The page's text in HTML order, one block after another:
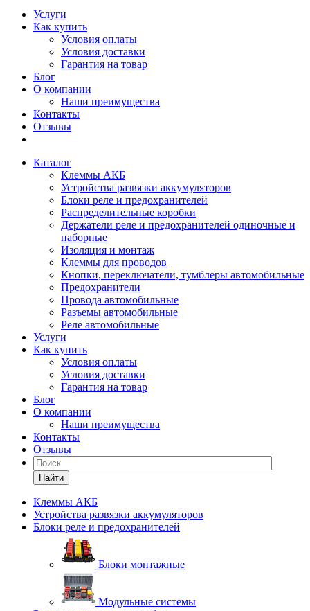
Услуги
Как купить
Условия оплаты
Условия доставки
Гарантия на товар
Блог
О компании
Наши преимущества
Контакты
Отзывы
Каталог
Клеммы АКБ
Устройства развязки аккумуляторов
Блоки реле и предохранителей
Распределительные коробки
Держатели реле и предохранителей одиночные и
наборные
Изоляция и монтаж
Клеммы для проводов
Кнопки, переключатели, тумблеры автомобильные
Предохранители
Провода автомобильные
Разъемы автомобильные
Реле автомобильные
Услуги
Как купить
Условия оплаты
Условия доставки
Гарантия на товар
Блог
О компании
Наши преимущества
Контакты
Отзывы
Найти
Клеммы АКБ
Устройства развязки аккумуляторов
Блоки реле и предохранителей
Блоки монтажные
Модульные системы